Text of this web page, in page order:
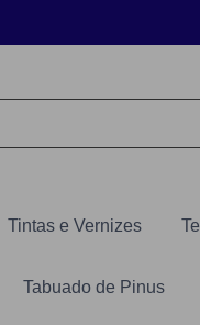
Tintas e Vernizes
Tabuado de Pinus